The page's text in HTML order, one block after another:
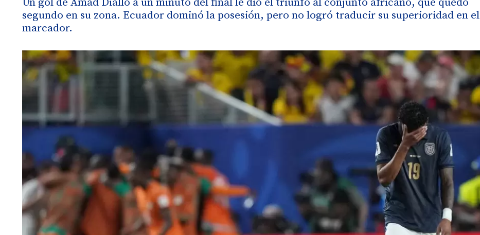
segundo en su zona. Ecuador dominó la posesión, pero no logró traducir su superioridad en el
marcador.